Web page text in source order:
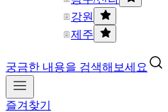
강원
제주
궁금한 내용을 검색해보세요
즐겨찾기